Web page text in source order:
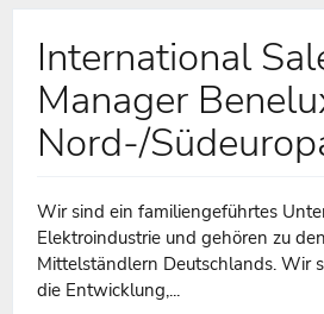
International
Manager
Nord-/
Wir sind ein familiengeführtes
Elektroindustrie und gehören zu
Mittelständlern Deutschlands. Wir
die Entwicklung,...